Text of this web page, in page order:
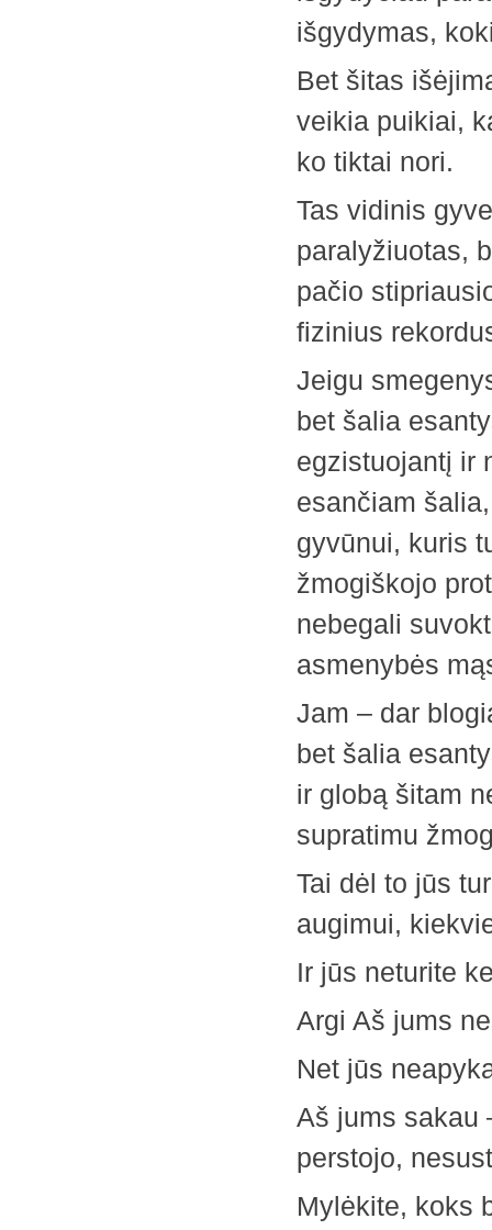
išgydymas,
Bet šitas
veikia puikiai,
ko tiktai nori.
Tas vidinis
paralyžiuotas,
pačio
fizinius
Jeigu
bet šalia
egzistuojantį ir
esančiam
gyvūnui, kuris
žmogiškojo
nebegali
asmenybės
Jam – dar
bet šalia
ir globą šitam
supratimu
Tai dėl to jūs
augimui,
Ir jūs neturite
Argi Aš jums
Net jūs
Aš jums sakau
perstojo,
Mylėkite, koks